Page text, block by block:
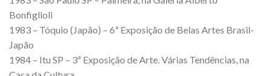
Bonfiglioli
1983 – Tóquio (Japão) – 6ª Exposição de Belas Artes Brasil-
Japão
1984 – Itu SP – 3ª Exposição de Arte. Várias Tendências, na